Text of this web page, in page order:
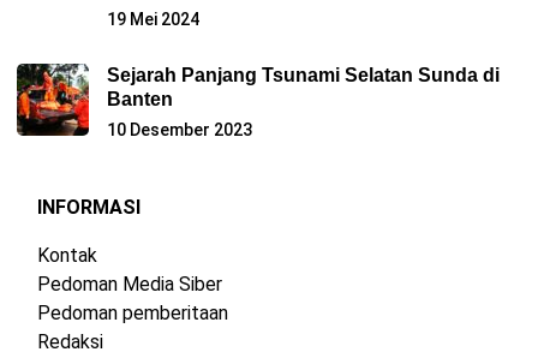
19 Mei 2024
Sejarah Panjang Tsunami Selatan Sunda di
Banten
10 Desember 2023
INFORMASI
Kontak
Pedoman Media Siber
Pedoman pemberitaan
Redaksi